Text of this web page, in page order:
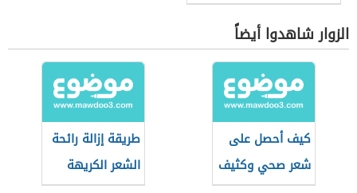
الزوار شاهدوا أيضاً
كيف أحصل على
شعر صحي وكثيف
طريقة إزالة رائحة
الشعر الكريهة